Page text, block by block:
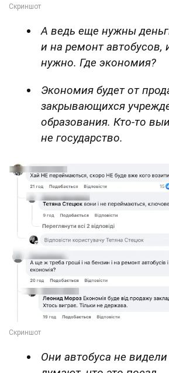
А ведь еще нужны
и на ремонт автобусов,
нужно. Где экономия?
Экономия будет от
закрывающихся
образования. Кто-то
не государство.
Они автобуса не видели